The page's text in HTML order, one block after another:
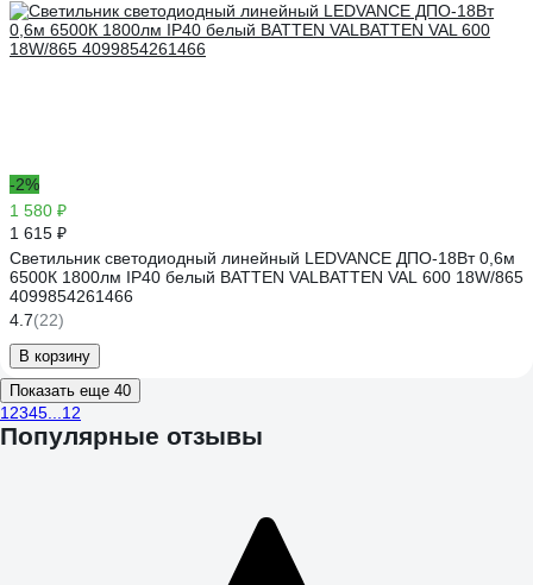
-2%
1 580 ₽
1 615 ₽
Светильник светодиодный линейный LEDVANCE ДПО-18Вт 0,6м
6500К 1800лм IP40 белый BATTEN VALBATTEN VAL 600 18W/865
4099854261466
4.7(22)
В корзину
Показать еще 40
1 2345 12
Популярные отзывы